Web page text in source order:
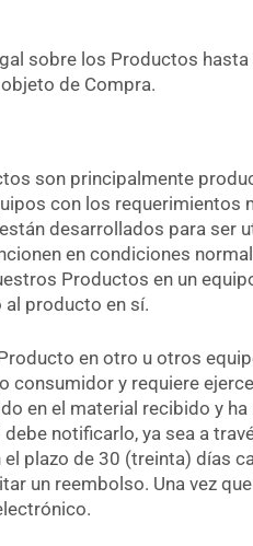
sobre los Productos hasta
de Compra.
son principalmente
con los requerimientos
desarrollados para ser
en condiciones
Productos en un
al producto en sí.
en otro u otros
y requiere
en el material recibido y ha
notificarlo, ya sea a
plazo de 30 (treinta) días
un reembolso. Una vez